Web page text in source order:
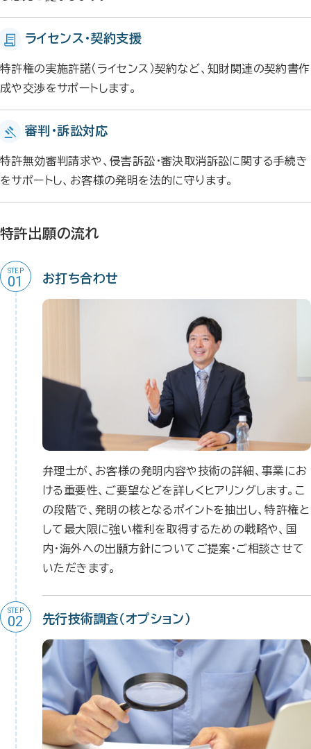
ライセンス・契約支援
特許権の実施許諾（ライセンス）契約など、知財関連の契約書作
成や交渉をサポートします。
審判・訴訟対応
特許無効審判請求や、侵害訴訟・審決取消訴訟に関する手続き
をサポートし、お客様の発明を法的に守ります。
特許出願の流れ
STEP
01 お打ち合わせ
弁理士が、お客様の発明内容や技術の詳細、事業にお
ける重要性、ご要望などを詳しくヒアリングします。こ
の段階で、発明の核となるポイントを抽出し、特許権と
して最大限に強い権利を取得するための戦略や、国
内・海外への出願方針についてご提案・ご相談させて
いただきます。
STEP
02 先行技術調査（オプション）